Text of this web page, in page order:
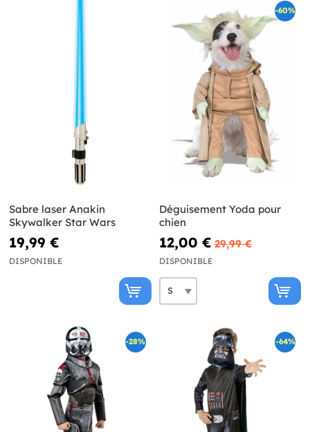
Sabre laser Anakin
Skywalker Star Wars
19,99 €
DISPONIBLE
-60%
Déguisement Yoda pour
chien
12,00 € 29,99 €
DISPONIBLE
-28% -64%